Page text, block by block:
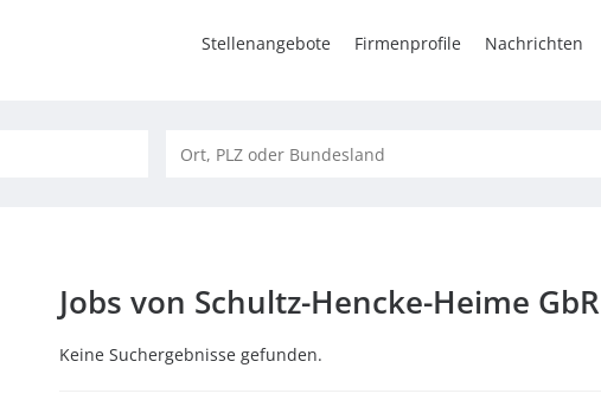
Stellenangebote Firmenprofile Nachrichten
Jobs von Schultz-Hencke-Heime GbR
Keine Suchergebnisse gefunden.